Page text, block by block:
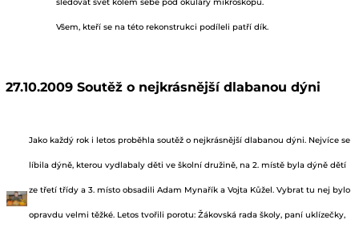
Všem, kteří se na této rekonstrukci podíleli patří dík.
27.10.2009 Soutěž o nejkrásnější dlabanou dýni
Jako každý rok i letos proběhla soutěž o nejkrásnější dlabanou dýni. Nejvíce se
líbila dýně, kterou vydlabaly děti ve školní družině, na 2. místě byla dýně dětí
ze třetí třídy a 3. místo obsadili Adam Mynařík a Vojta Kůžel. Vybrat tu nej bylo
opravdu velmi těžké. Letos tvořili porotu: Žákovská rada školy, paní uklízečky,